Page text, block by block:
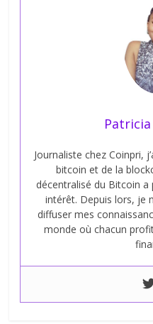
Journaliste chez Coinpri,
bitcoin et de la
décentralisé du Bitcoin
intérêt. Depuis lors, je
diffuser mes
monde où chacun